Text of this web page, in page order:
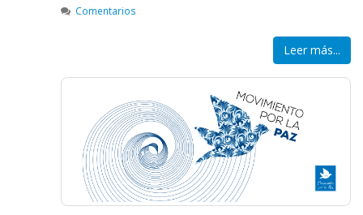
Comentarios
Leer más...